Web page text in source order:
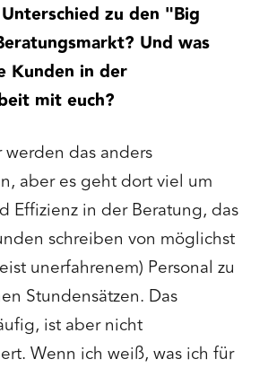
zu den "Big
Und was
Kunden in der
mit euch?
das anders
aber es geht dort viel um
Effizienz in der Beratung, das
schreiben von möglichst
unerfahrenem) Personal zu
Stundensätzen. Das
ist aber nicht
Wenn ich weiß, was ich für